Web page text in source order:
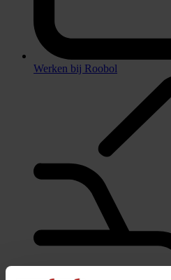
Werken bij Roobol